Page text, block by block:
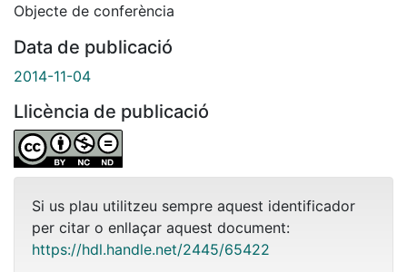
Objecte de conferència
Data de publicació
2014-11-04
Llicència de publicació
Si us plau utilitzeu sempre aquest identificador
per citar o enllaçar aquest document:
https://hdl.handle.net/2445/65422